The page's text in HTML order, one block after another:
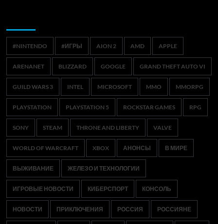
#NINTENDO #ИГРЫ AION 2 AMD APPLE
ARENANET BLIZZARD GOOGLE GRAND THEFT AUTO VI
GUILD WARS 3 INTEL MICROSOFT MMO MMORPG
PLAYSTATION PLAYSTATION 5 ROCKSTAR GAMES RPG
SONY STEAM THRONE AND LIBERTY VALVE
WORLD OF WARCRAFT XBOX АНОНСЫ В МИРЕ
ВЫЖИВАНИЕ ЖЕЛЕЗО И ТЕХНОЛОГИИ
ИГРОВЫЕ НОВОСТИ КИБЕРСПОРТ КОНСОЛЬ
НОВОСТИ ПРИКЛЮЧЕНИЯ РОССИЯ РОССИЯНЕ